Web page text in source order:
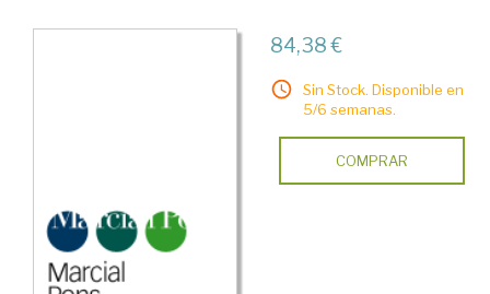
84,38 €
Sin Stock. Disponible en
5/6 semanas.
COMPRAR